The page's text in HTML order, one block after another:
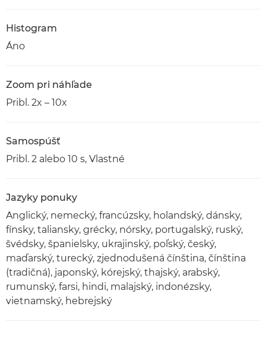
Histogram
Áno
Zoom pri náhľade
Pribl. 2x – 10x
Samospúšť
Pribl. 2 alebo 10 s, Vlastné
Jazyky ponuky
Anglický, nemecký, francúzsky, holandský, dánsky,
fínsky, taliansky, grécky, nórsky, portugalský, ruský,
švédsky, španielsky, ukrajinský, poľský, český,
maďarský, turecký, zjednodušená čínština, čínština
(tradičná), japonský, kórejský, thajský, arabský,
rumunský, farsi, hindi, malajský, indonézsky,
vietnamský, hebrejský